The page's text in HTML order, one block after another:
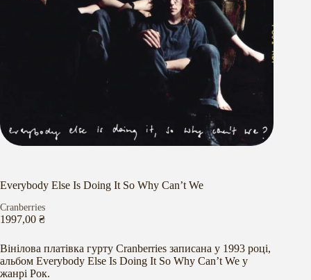
Everybody Else Is Doing It So Why Can’t We
Cranberries
1997,00 ₴
Вінілова платівка гурту Cranberries записана у 1993 році,
альбом Everybody Else Is Doing It So Why Can’t We у
жанрі Рок.